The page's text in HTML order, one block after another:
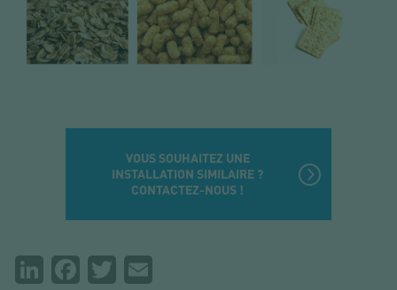
VOUS SOUHAITEZ UNE
INSTALLATION SIMILAIRE ?
CONTACTEZ-NOUS !
PartagerLinkedInFacebookTwitter